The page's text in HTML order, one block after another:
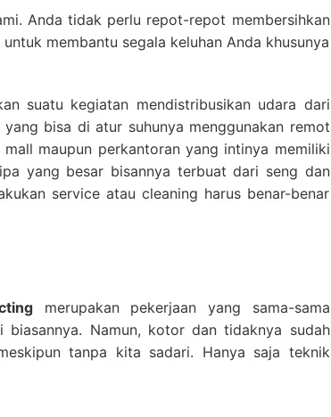
Anda tidak perlu repot-repot membersihkan
membantu segala keluhan Anda khusunya
suatu kegiatan mendistribusikan udara dari
bisa di atur suhunya menggunakan remot
maupun perkantoran yang intinya memiliki
yang besar bisannya terbuat dari seng dan
service atau cleaning harus benar-benar
merupakan pekerjaan yang sama-sama
Namun, kotor dan tidaknya sudah
tanpa kita sadari. Hanya saja teknik